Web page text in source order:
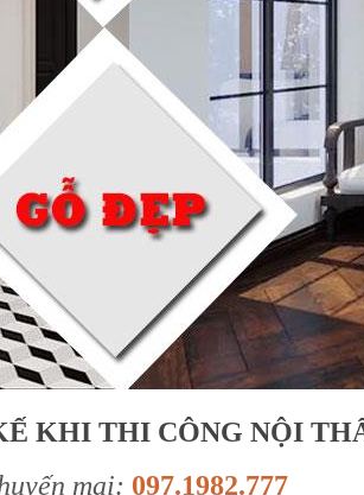
KHI THI CÔNG NỘI
mại: 097.1982.777